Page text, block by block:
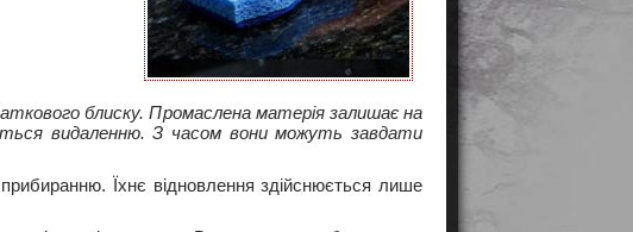
блиску. Промаслена матерія залишає на
видаленню. З часом вони можуть завдати
Їхнє відновлення здійснюється лише